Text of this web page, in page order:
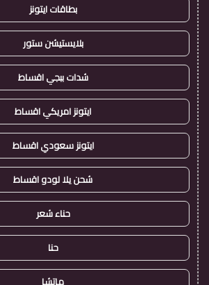
بطاقات ايتونز
بلايستيشن ستور
شدات ببجي اقساط
ايتونز امريكي اقساط
ايتونز سعودي اقساط
شحن يلا لودو اقساط
حناء شعر
حنا
ماتشا